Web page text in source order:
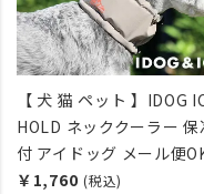
【 犬 猫 ペット 】IDOG
HOLD ネッククーラー 保
付 アイドッグ メール便
￥1,760 (税込)